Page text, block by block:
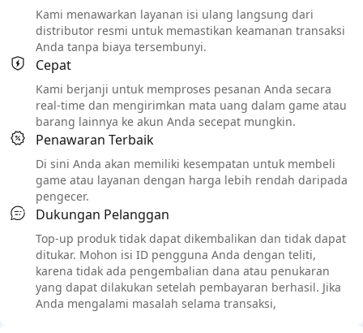
Kami menawarkan layanan isi ulang langsung dari
distributor resmi untuk memastikan keamanan transaksi
Anda tanpa biaya tersembunyi.
Cepat
Kami berjanji untuk memproses pesanan Anda secara
real-time dan mengirimkan mata uang dalam game atau
barang lainnya ke akun Anda secepat mungkin.
Penawaran Terbaik
Di sini Anda akan memiliki kesempatan untuk membeli
game atau layanan dengan harga lebih rendah daripada
pengecer.
Dukungan Pelanggan
Top-up produk tidak dapat dikembalikan dan tidak dapat
ditukar. Mohon isi ID pengguna Anda dengan teliti,
karena tidak ada pengembalian dana atau penukaran
yang dapat dilakukan setelah pembayaran berhasil. Jika
Anda mengalami masalah selama transaksi,